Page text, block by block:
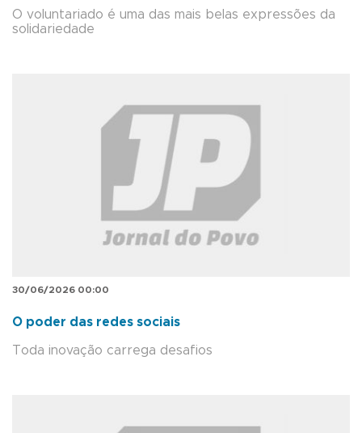
O voluntariado é uma das mais belas expressões da
solidariedade
30/06/2026 00:00
O poder das redes sociais
Toda inovação carrega desafios